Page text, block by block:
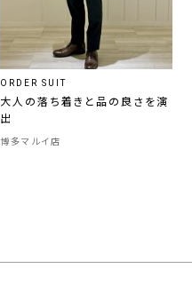
ORDER SUIT
大人の落ち着きと品の良さを演
出
博多マルイ店